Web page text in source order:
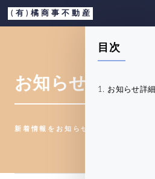
目次
お知らせ詳細
(有)橘商事不動産
お知らせ詳細
新着情報をお知らせします。